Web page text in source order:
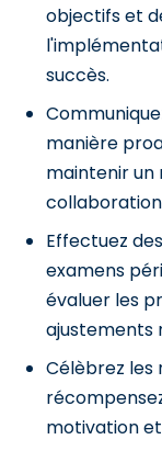
objectifs et
succès.
manière
maintenir un
Effectuez
examens
évaluer les
ajustements
Célèbrez les
motivation